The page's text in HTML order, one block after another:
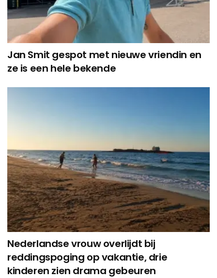
Jan Smit gespot met nieuwe vriendin en
ze is een hele bekende
Nederlandse vrouw overlijdt bij
reddingspoging op vakantie, drie
kinderen zien drama gebeuren